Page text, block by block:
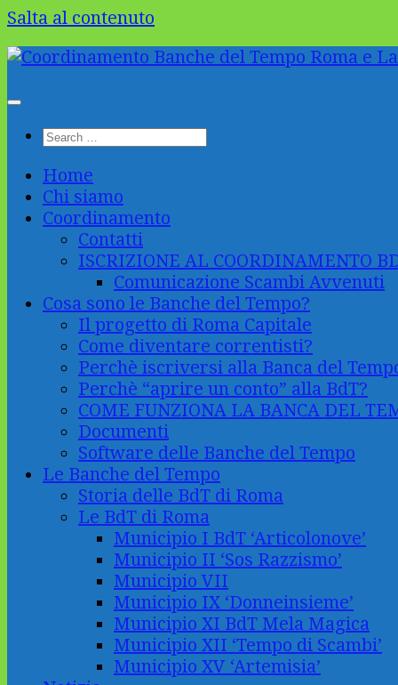
Salta al contenuto
Home
Chi siamo
Coordinamento
Contatti
ISCRIZIONE AL COORDINAMENTO
Comunicazione Scambi Avvenuti
Cosa sono le Banche del Tempo?
Il progetto di Roma Capitale
Come diventare correntisti?
Perchè iscriversi alla Banca del
Perchè “aprire un conto” alla BdT?
COME FUNZIONA LA BANCA DEL
Documenti
Software delle Banche del Tempo
Le Banche del Tempo
Storia delle BdT di Roma
Le BdT di Roma
Municipio I BdT ‘Articolonove’
Municipio II ‘Sos Razzismo’
Municipio VII
Municipio IX ‘Donneinsieme’
Municipio XI BdT Mela Magica
Municipio XII ‘Tempo di Scambi’
Municipio XV ‘Artemisia’